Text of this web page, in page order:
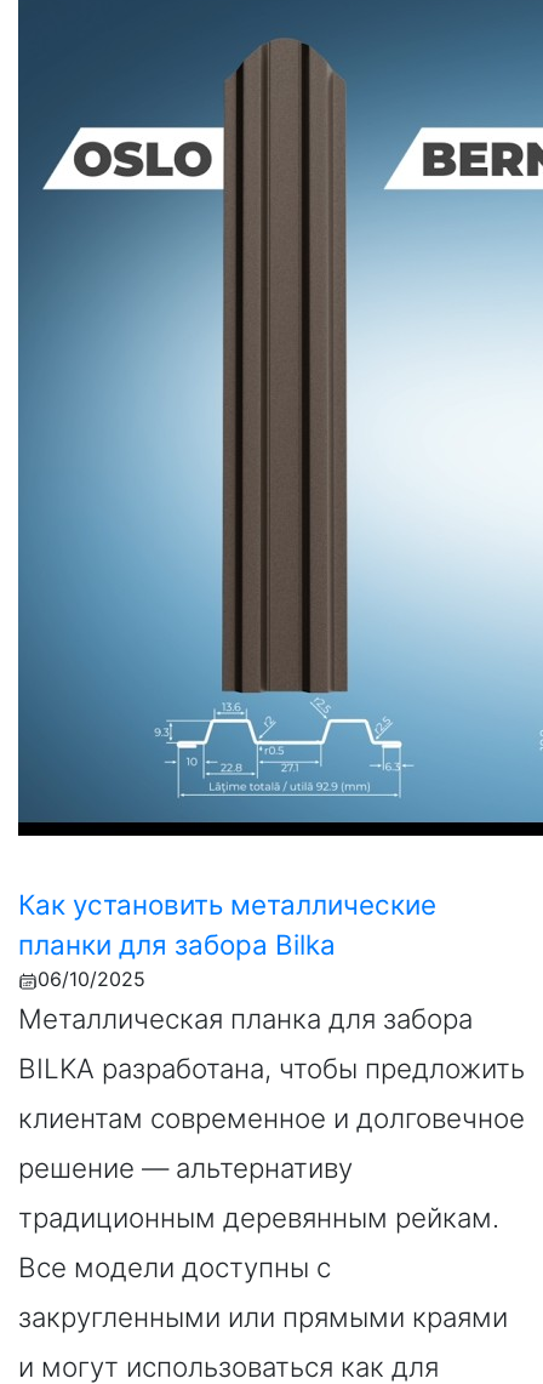
Как установить металлические
планки для забора Bilka
06/10/2025
Металлическая планка для забора
BILKA разработана, чтобы предложить
клиентам современное и долговечное
решение — альтернативу
традиционным деревянным рейкам.
Все модели доступны с
закругленными или прямыми краями
и могут использоваться как для